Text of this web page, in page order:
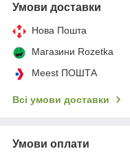
Умови доставки
Нова Пошта
Магазини Rozetka
Meest ПОШТА
Всі умови доставки
Умови оплати